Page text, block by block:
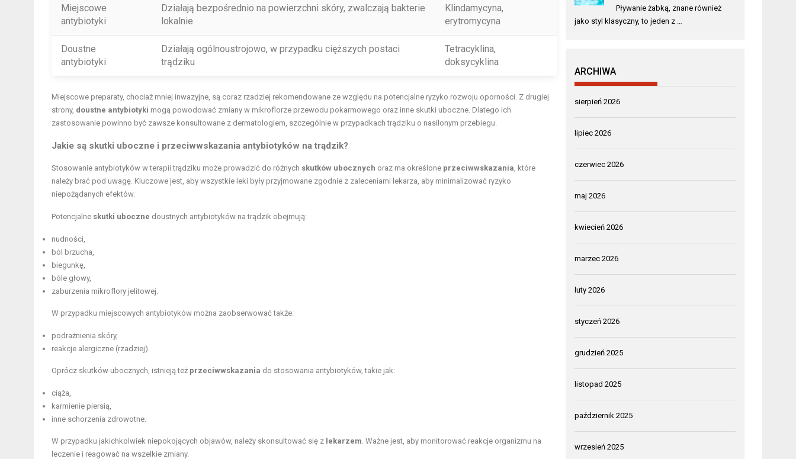
Miejscowe
antybiotyki
Działają bezpośrednio na powierzchni skóry, zwalczają bakterie
lokalnie
Klindamycyna,
erytromycyna
Doustne
antybiotyki
Działają ogólnoustrojowo, w przypadku cięższych postaci
trądziku
Tetracyklina,
doksycyklina
Miejscowe preparaty, chociaż mniej inwazyjne, są coraz rzadziej rekomendowane ze względu na potencjalne ryzyko rozwoju oporności. Z drugiej
strony, doustne antybiotyki mogą powodować zmiany w mikroflorze przewodu pokarmowego oraz inne skutki uboczne. Dlatego ich
zastosowanie powinno być zawsze konsultowane z dermatologiem, szczególnie w przypadkach trądziku o nasilonym przebiegu.
Jakie są skutki uboczne i przeciwwskazania antybiotyków na trądzik?
Stosowanie antybiotyków w terapii trądziku może prowadzić do różnych skutków ubocznych oraz ma określone przeciwwskazania , które
należy brać pod uwagę. Kluczowe jest, aby wszystkie leki były przyjmowane zgodnie z zaleceniami lekarza, aby minimalizować ryzyko
niepożądanych efektów.
Potencjalne skutki uboczne doustnych antybiotyków na trądzik obejmują:
nudności,
ból brzucha
biegunkę,
bóle głowy,
zaburzenia mikroflory jelitowej.
W przypadku miejscowych antybiotyków można zaobserwować także:
podrażnienia skóry,
reakcje alergiczne (rzadziej).
Oprócz skutków ubocznych, istnieją też przeciwwskazania do stosowania antybiotyków, takie jak:
ciąża,
karmienie piersią,
inne schorzenia zdrowotne.
W przypadku jakichkolwiek niepokojących objawów, należy skonsultować się z lekarzem . Ważne jest, aby monitorować reakcje organizmu na
leczenie i reagować na wszelkie zmiany.
Pływanie żabką, znane również
jako styl klasyczny, to jeden z …
ARCHIWA
sierpień 2026
lipiec 2026
czerwiec 2026
maj 2026
kwiecień 2026
marzec 2026
luty 2026
styczeń 2026
grudzień 2025
listopad 2025
październik 2025
wrzesień 2025